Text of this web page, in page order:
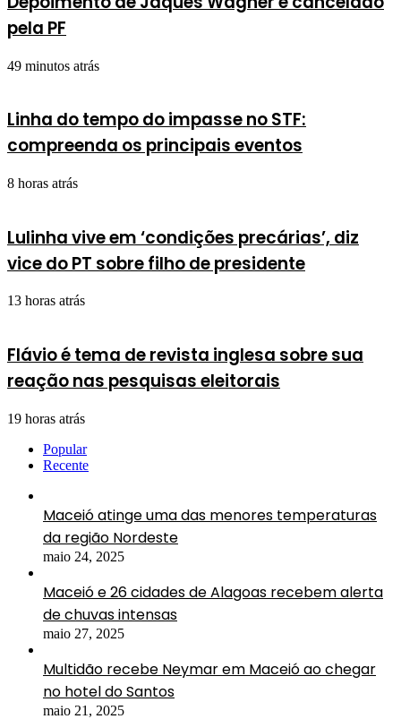
pela PF
49 minutos atrás
Linha do tempo do impasse no STF:
compreenda os principais eventos
8 horas atrás
Lulinha vive em ‘condições precárias’, diz
vice do PT sobre filho de presidente
13 horas atrás
Flávio é tema de revista inglesa sobre sua
reação nas pesquisas eleitorais
19 horas atrás
Popular
Recente
Maceió atinge uma das menores temperaturas
da região Nordeste
maio 24, 2025
Maceió e 26 cidades de Alagoas recebem alerta
de chuvas intensas
maio 27, 2025
Multidão recebe Neymar em Maceió ao chegar
no hotel do Santos
maio 21, 2025